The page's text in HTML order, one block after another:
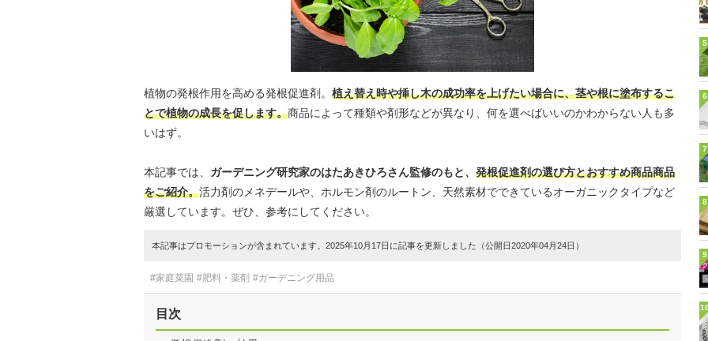
植物の発根作用を高める発根促進剤。 植え替え時や挿し木の成功率を上げたい場合に、茎や根に塗布するこ
とで植物の成長を促します。商品によって種類や剤形などが異なり、何を選べばいいのかわからない人も多
いはず。
本記事では、 ガーデニング研究家のはたあきひろさん監修のもと、 発根促進剤の選び方とおすすめ商品商品
をご紹介。活力剤のメネデールや、ホルモン剤のルートン、天然素材でできているオーガニックタイプなど
厳選しています。ぜひ、参考にしてください。
本記事はプロモーションが含まれています。2025年10月17日に記事を更新しました（公開日2020年04月24日）
#家庭菜園 #肥料・薬剤 #ガーデニング用品
目次
5
6
7
8
9